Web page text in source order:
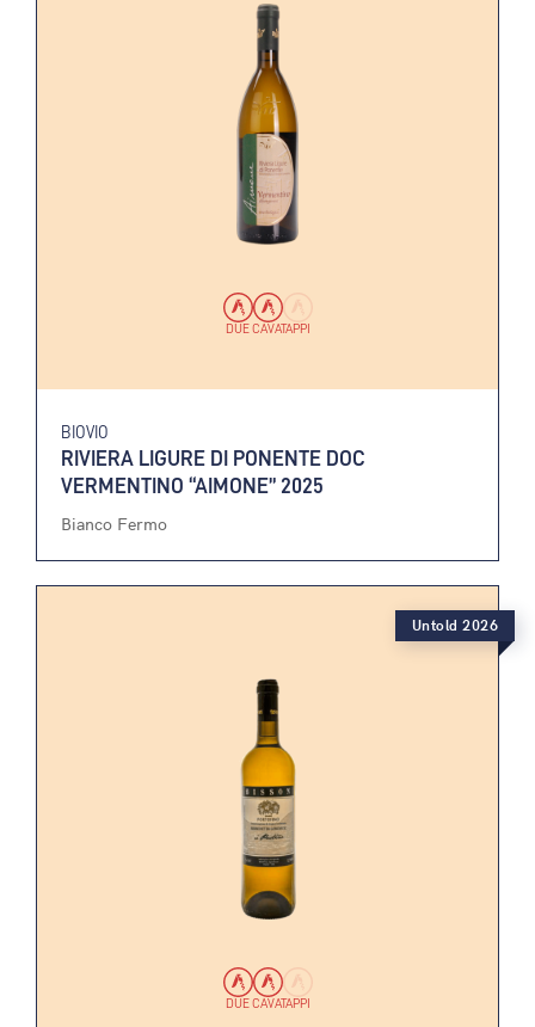
DUE CAVATAPPI
BIOVIO
RIVIERA LIGURE DI PONENTE DOC
VERMENTINO “AIMONE” 2025
Bianco Fermo
DUE CAVATAPPI
Untold 2026